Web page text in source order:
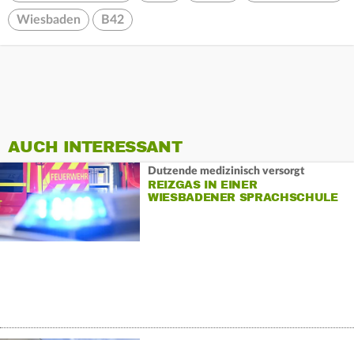
Wiesbaden B42
AUCH INTERESSANT
Dutzende medizinisch versorgt
REIZGAS IN EINER
WIESBADENER SPRACHSCHULE